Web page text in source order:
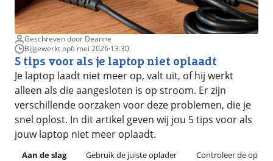
Geschreven door Deanne
Bijgewerkt op6 mei 2026·13.30
5 tips voor als je laptop niet oplaadt
Je laptop laadt niet meer op, valt uit, of hij werkt
alleen als die aangesloten is op stroom. Er zijn
verschillende oorzaken voor deze problemen, die je
snel oplost. In dit artikel geven wij jou 5 tips voor als
jouw laptop niet meer oplaadt.
Aan de slag Gebruik de juiste oplader Controleer de